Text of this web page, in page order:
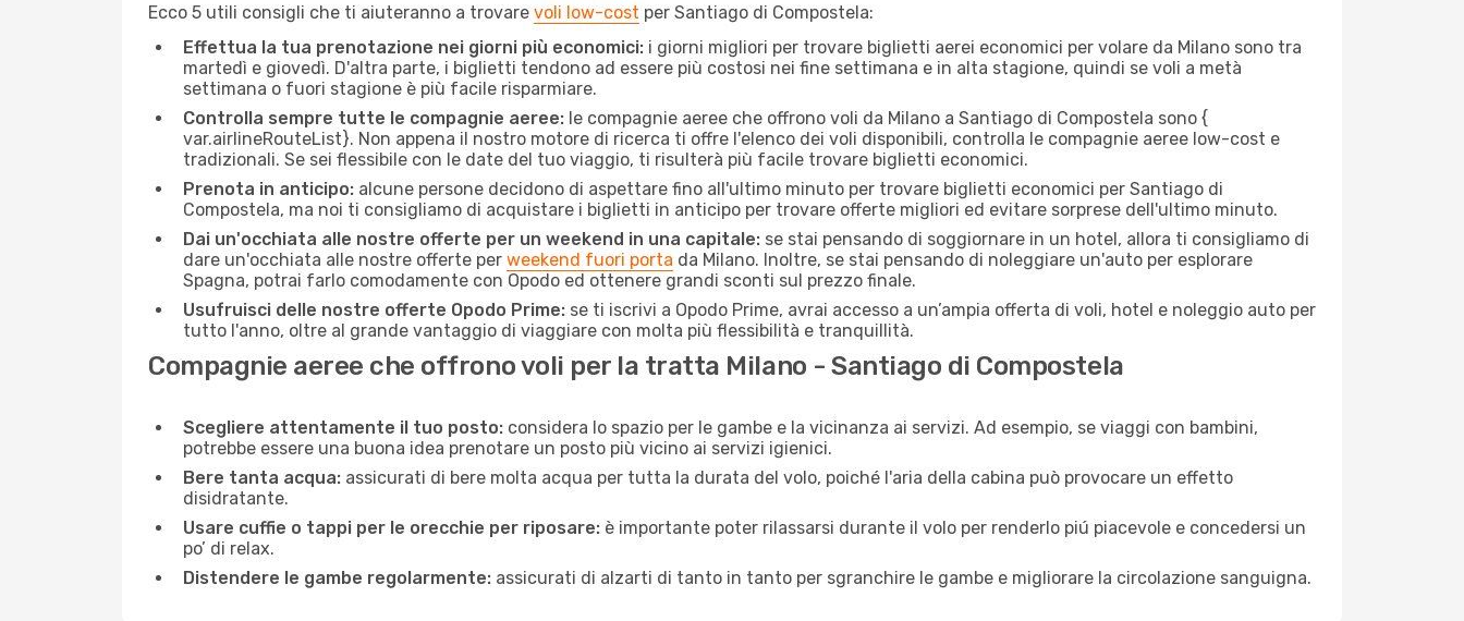
Ecco 5 utili consigli che ti aiuteranno a trovare voli low-cost per Santiago di Compostela:
Effettua la tua prenotazione nei giorni più economici: i giorni migliori per trovare biglietti aerei economici per volare da Milano sono tra
martedì e giovedì. D'altra parte, i biglietti tendono ad essere più costosi nei fine settimana e in alta stagione, quindi se voli a metà
settimana o fuori stagione è più facile risparmiare.
Controlla sempre tutte le compagnie aeree: le compagnie aeree che offrono voli da Milano a Santiago di Compostela sono {​
var.airlineRouteList}. Non appena il nostro motore di ricerca ti offre l'elenco dei voli disponibili, controlla le compagnie aeree low-cost e
tradizionali. Se sei flessibile con le date del tuo viaggio, ti risulterà più facile trovare biglietti economici.
Prenota in anticipo: alcune persone decidono di aspettare fino all'ultimo minuto per trovare biglietti economici per Santiago di
Compostela, ma noi ti consigliamo di acquistare i biglietti in anticipo per trovare offerte migliori ed evitare sorprese dell'ultimo minuto.
Dai un'occhiata alle nostre offerte per un weekend in una capitale: se stai pensando di soggiornare in un hotel, allora ti consigliamo di
dare un'occhiata alle nostre offerte per weekend fuori porta da Milano. Inoltre, se stai pensando di noleggiare un'auto per esplorare
Spagna, potrai farlo comodamente con Opodo ed ottenere grandi sconti sul prezzo finale.
Usufruisci delle nostre offerte Opodo Prime: se ti iscrivi a Opodo Prime, avrai accesso a un’ampia offerta di voli, hotel e noleggio auto per
tutto l'anno, oltre al grande vantaggio di viaggiare con molta più flessibilità e tranquillità.
Compagnie aeree che offrono voli per la tratta Milano - Santiago di Compostela
Scegliere attentamente il tuo posto: considera lo spazio per le gambe e la vicinanza ai servizi. Ad esempio, se viaggi con bambini,
potrebbe essere una buona idea prenotare un posto più vicino ai servizi igienici.
Bere tanta acqua: assicurati di bere molta acqua per tutta la durata del volo, poiché l'aria della cabina può provocare un effetto
disidratante.
Usare cuffie o tappi per le orecchie per riposare: è importante poter rilassarsi durante il volo per renderlo piú piacevole e concedersi un
po’ di relax.
Distendere le gambe regolarmente: assicurati di alzarti di tanto in tanto per sgranchire le gambe e migliorare la circolazione sanguigna.